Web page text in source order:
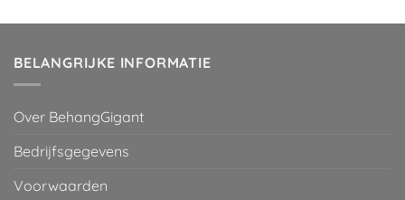
€ 29,95.€ 2,00.
BELANGRIJKE INFORMATIE
Over BehangGigant
Bedrijfsgegevens
Voorwaarden